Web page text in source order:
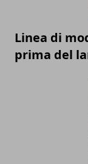
Linea di
prima del